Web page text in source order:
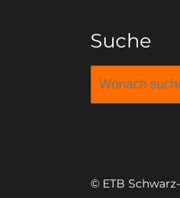
Suche
© ETB